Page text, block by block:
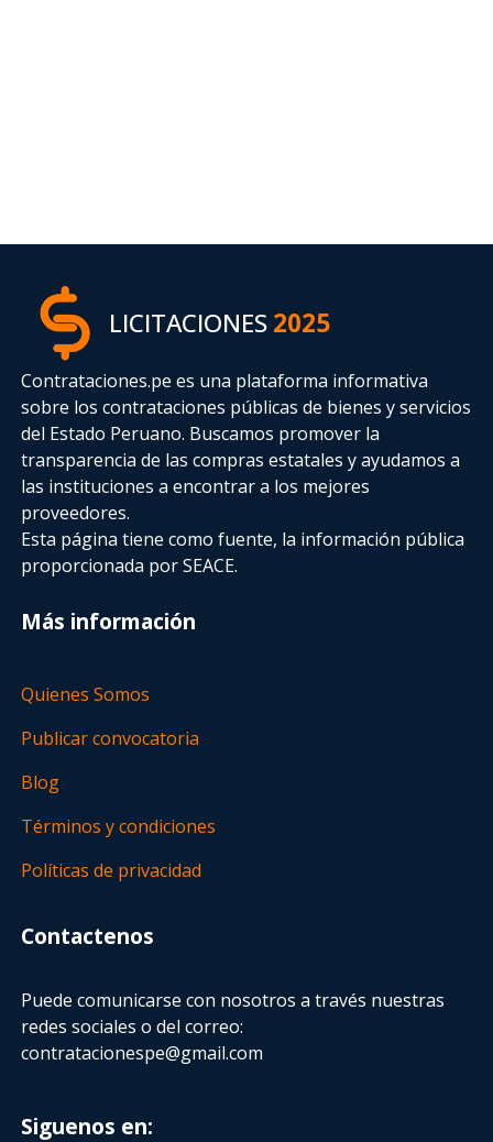
LICITACIONES2025
Contrataciones.pe es una plataforma informativa
sobre los contrataciones públicas de bienes y servicios
del Estado Peruano. Buscamos promover la
transparencia de las compras estatalesy ayudamos a
las instituciones a encontrar a los mejores
proveedores.
Esta página tiene como fuente, la información pública
proporcionada por SEACE.
Más información
Quienes Somos
Publicar convocatoria
Blog
Términos y condiciones
Políticas de privacidad
Contactenos
Puede comunicarse con nosotros a través nuestras
redes sociales o del correo:
contratacionespe@gmail.com
Siguenos en: